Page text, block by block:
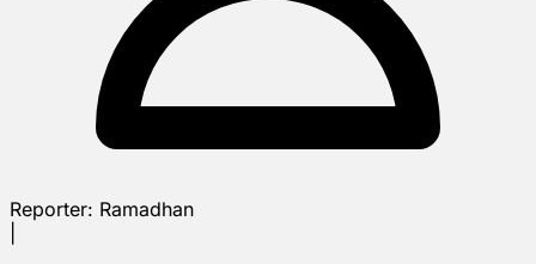
Reporter: Ramadhan